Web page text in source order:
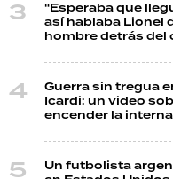
"Esperaba que
así hablaba Lionel
hombre detrás del
Guerra sin tregua
Icardi: un video
encender la interna
Un futbolista